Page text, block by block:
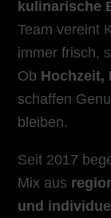
kulinarische
Team vereint
immer frisch,
Ob Hochzeit,
schaffen
bleiben.
Seit 2017
Mix aus
und